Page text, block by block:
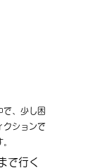
、少し困
クションで
で行く